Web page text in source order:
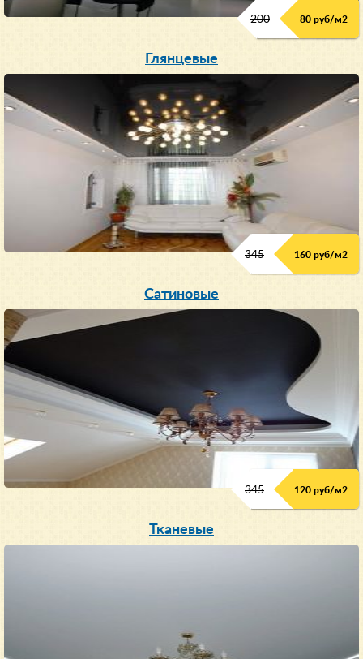
200 80 руб/м2
Глянцевые
345 160 руб/м2
Сатиновые
345 120 руб/м2
Тканевые